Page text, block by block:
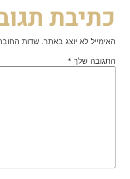
כתיבת
האימייל לא יוצג באתר. שדות
התגובה שלך *